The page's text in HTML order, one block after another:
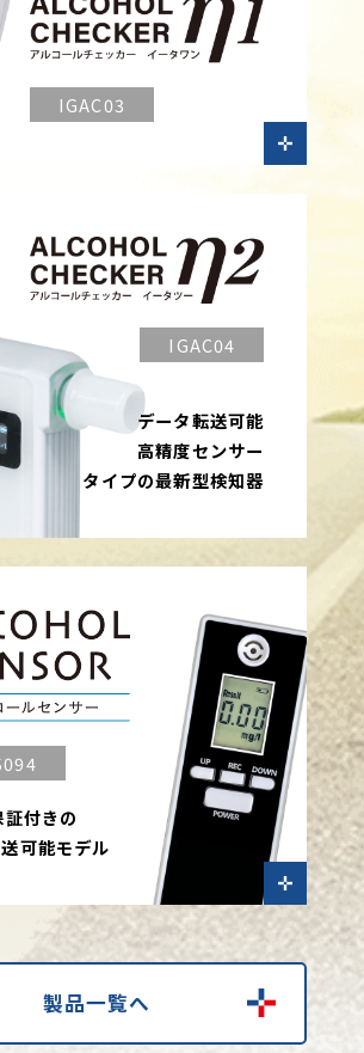
IGAC03
IGAC04
データ転送可能
高精度センサー
タイプの最新型検知器
付きの
可能モデル
製品一覧へ